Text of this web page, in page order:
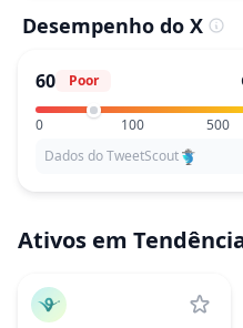
Desempenho do X
60 Poor
0 100 500
Dados do TweetScout
Ativos em